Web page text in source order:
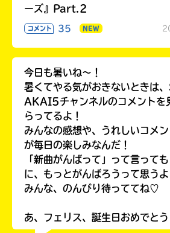
ーズ』Part.2
コメント 35 NEW
今日も暑いね〜！
暑くてやる気がおきないときは
AKAI5チャンネルのコメントを
らってるよ！
みんなの感想や、うれしいコメ
が毎日の楽しみなんだ！
「新曲がんばって」って言って
に、もっとがんばろうって思う
みんな、のんびり待っててね♡
あ、フェリス、誕生日おめでとう